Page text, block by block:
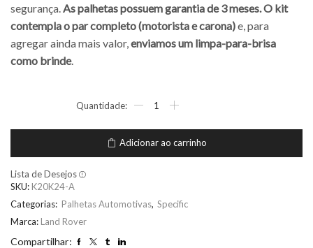
segurança.As palhetas possuem garantia de 3 meses. O kit
contempla o par completo (motorista e carona)e, para
agregar ainda mais valor,enviamos um limpa-para-brisa
como brinde.
Adicionar ao carrinho
Lista de Desejos
SKU: K20K24-A
Categorias: Palhetas Automotivas, Specific
Marca: Land Rover
Compartilhar: